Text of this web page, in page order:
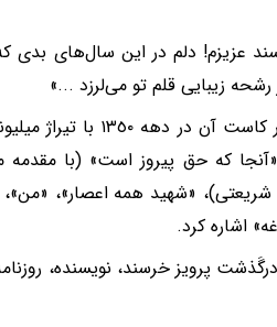
عزیزم! دلم در این سال‌های بدی
زیبایی قلم تو می‌لرزد ...»
از آثار خرسند می‌توان به «اسطوره هابیل و قابیل» (که
که حق پیروز است» (با مقدمه
«شهید همه اعصار»، «من»،
اشاره کرد.
پرویز خرسند، نویسنده،